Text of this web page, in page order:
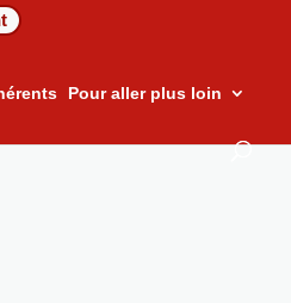
Pour aller plus loin